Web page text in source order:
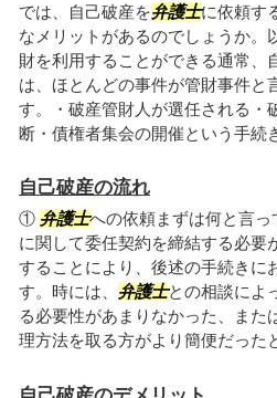
では、自己破産を弁護士に依頼す
なメリットがあるのでしょうか
財を利用することができる通常、
は、ほとんどの事件が管財事件と
す。・破産管財人が選任される・
断・債権者集会の開催という手続
自己破産の流れ
① 弁護士への依頼まずは何と言っ
に関して委任契約を締結する必要
することにより、後述の手続きに
す。時には、 弁護士との相談によ
る必要性があまりなかった、また
理方法を取る方がより簡便だった